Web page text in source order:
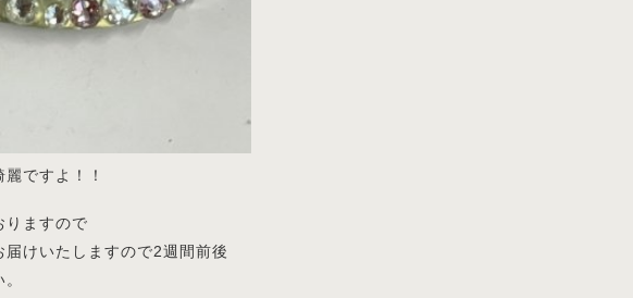
ですよ！！
りますので
けいたしますので2週間前後